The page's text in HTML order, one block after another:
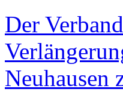
Der
Neuhausen